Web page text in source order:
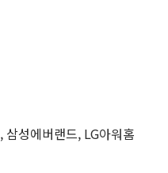
성에버랜드, LG아워홈